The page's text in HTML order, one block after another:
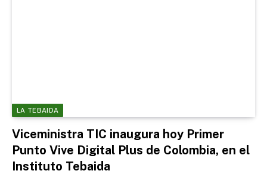
LA TEBAIDA
Viceministra TIC inaugura hoy Primer
Punto Vive Digital Plus de Colombia, en el
Instituto Tebaida